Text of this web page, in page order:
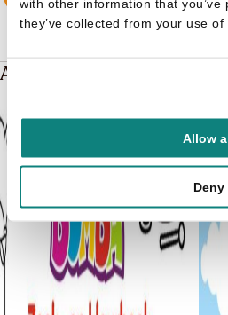
with other information that
they’ve collected from your use of
Allow
Deny
Andere boeken over